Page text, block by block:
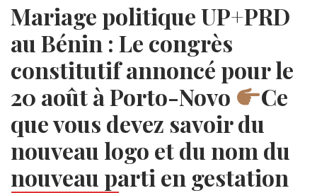
Mariage politique UP+PRD
au Bénin : Le congrès
constitutif annoncé pour le
20 août à Porto-Novo
Ce
que vous devez savoir du
nouveau logo et du nom du
nouveau parti en gestation